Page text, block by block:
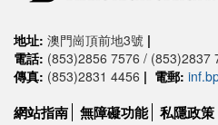
地址: 澳門崗頂前地3號 |
電話: (853)2856 7576 / (853)2837
傳真: (853)2831 4456 | 電郵:
網站指南 無障礙功能 私隱政策